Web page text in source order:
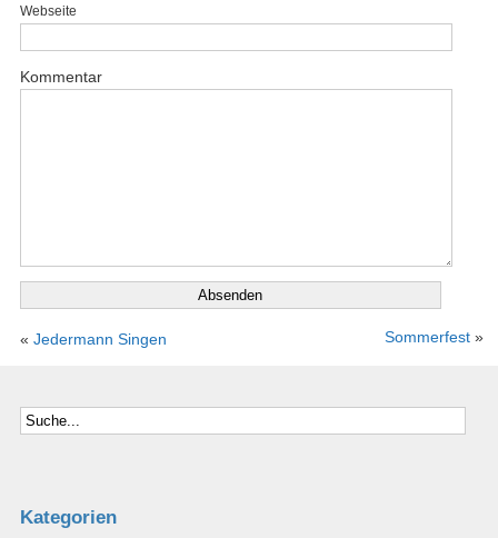
Webseite
Kommentar
« Jedermann Singen Sommerfest»
Kategorien